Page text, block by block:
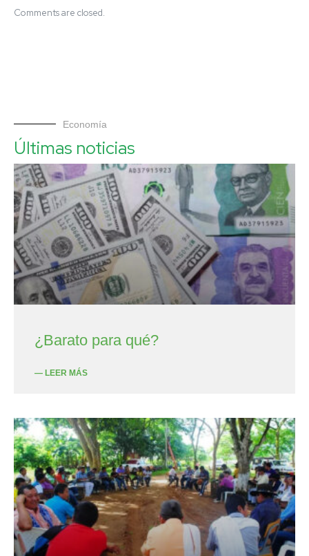
Comments are closed.
Economía
Últimas noticias
¿Barato para qué?
— LEER MÁS